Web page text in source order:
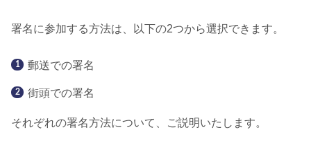
署名に参加する方法は、以下の2つから選択できます。
郵送での署名
街頭での署名
それぞれの署名方法について、ご説明いたします。